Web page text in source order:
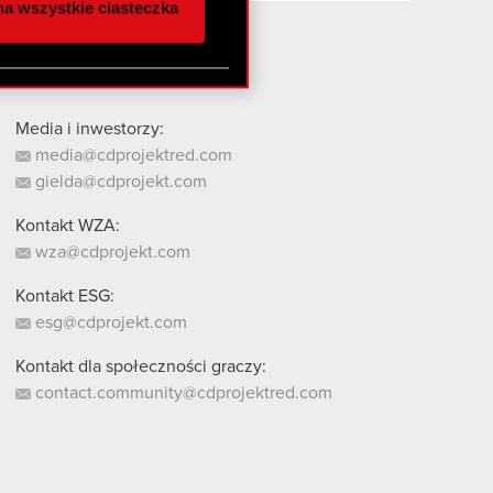
innymi danymi
z naszej witryny,
wszystkie ciasteczka
Media i inwestorzy:
media@cdprojektred.com
gielda@cdprojekt.com
Kontakt WZA:
wza@cdprojekt.com
Kontakt ESG:
esg@cdprojekt.com
Kontakt dla społeczności graczy:
contact.community@cdprojektred.com